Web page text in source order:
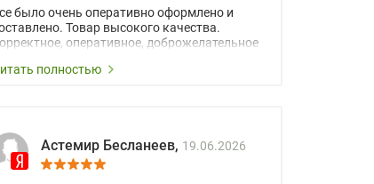
было очень оперативно оформлено и
Товар высокого качества.
оперативное, доброжелательное
полностью
Астемир Бесланеев, 19.06.2026